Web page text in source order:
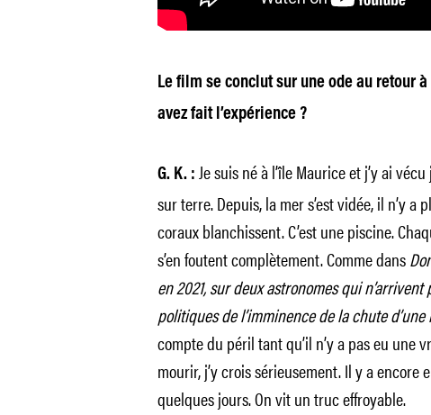
Le film se conclut sur une ode au retour
avez fait l’expérience ?
G. K. : Je suis né à l’île Maurice et j’y ai
sur terre. Depuis, la mer s’est vidée, il n’y
coraux blanchissent. C’est une piscine.
s’en foutent complètement. Comme dans
en 2021, sur deux astronomes qui
politiques de l’imminence de la chute
compte du péril tant qu’il n’y a pas eu une
mourir, j’y crois sérieusement. Il y a
quelques jours. On vit un truc effroyable.